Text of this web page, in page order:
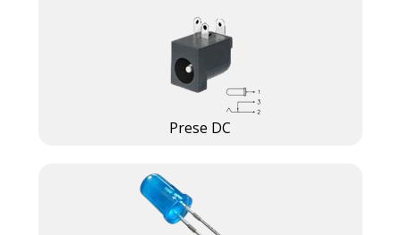
Prese DC